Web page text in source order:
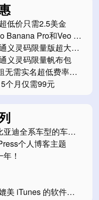
低价只需2.5美金
Banana Pro和Veo 3
义灵码限量版超大鼠
义灵码限量帆布包
无需实名超低费率的
个月仅需99元
迪全系车型的车机
个人博客主题
！
美 iTunes 的软件